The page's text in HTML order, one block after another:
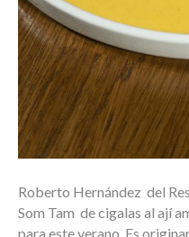
Roberto Hernández del
Som Tam de cigalas al ají
para este verano. Es